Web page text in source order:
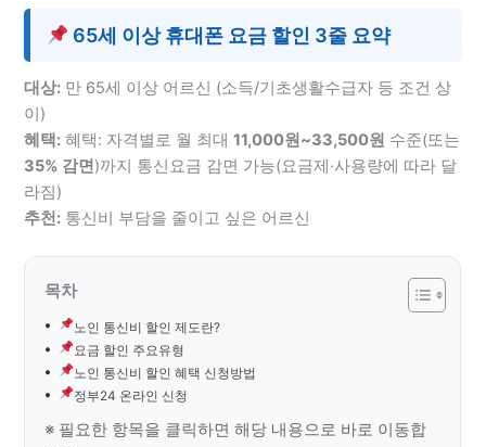
65세 이상 휴대폰 요금 할인 3줄 요약
대상: 만 65세 이상 어르신 (소득/기초생활수급자 등 조건 상
이)
혜택: 혜택: 자격별로 월 최대11,000원~33,500원 수준(또는
35% 감면)까지 통신요금 감면 가능(요금제·사용량에 따라 달
라짐)
추천: 통신비 부담을 줄이고 싶은 어르신
목차
노인 통신비 할인 제도란?
요금 할인 주요유형
노인 통신비 할인 혜택 신청방법
정부24 온라인 신청